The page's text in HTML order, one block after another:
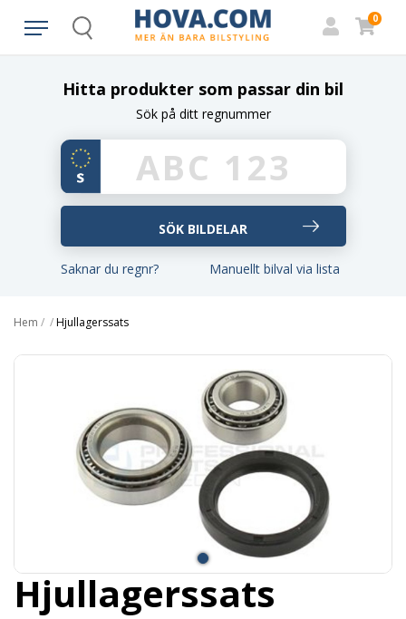
Search
0
Hitta produkter som passar din bil
Sök på ditt regnummer
Saknar du regnr? Manuellt bilval via lista
Hem / /Hjullagerssats
Hjullagerssats